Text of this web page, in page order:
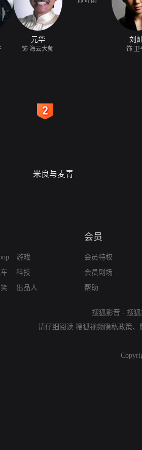
元华
饰 海云大师
刘
饰 卫
米良与麦青
游戏
科技
出品人
会员
会员特权
会员剧场
帮助
搜狐影音 - 搜
请仔细阅读 搜狐视频隐私政策、